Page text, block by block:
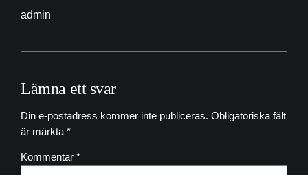
admin
Lämna ett svar
Din e-postadress kommer inte publiceras. Obligatoriska fält
är märkta*
Kommentar*